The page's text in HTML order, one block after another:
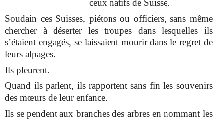
ceux natifs de Suisse.
Soudain ces Suisses, piétons ou officiers, sans même
chercher à déserter les troupes dans lesquelles ils
s’étaient engagés, se laissaient mourir dans le regret de
leurs alpages.
Ils pleurent.
Quand ils parlent, ils rapportent sans fin les souvenirs
des mœurs de leur enfance.
Ils se pendent aux branches des arbres en nommant les